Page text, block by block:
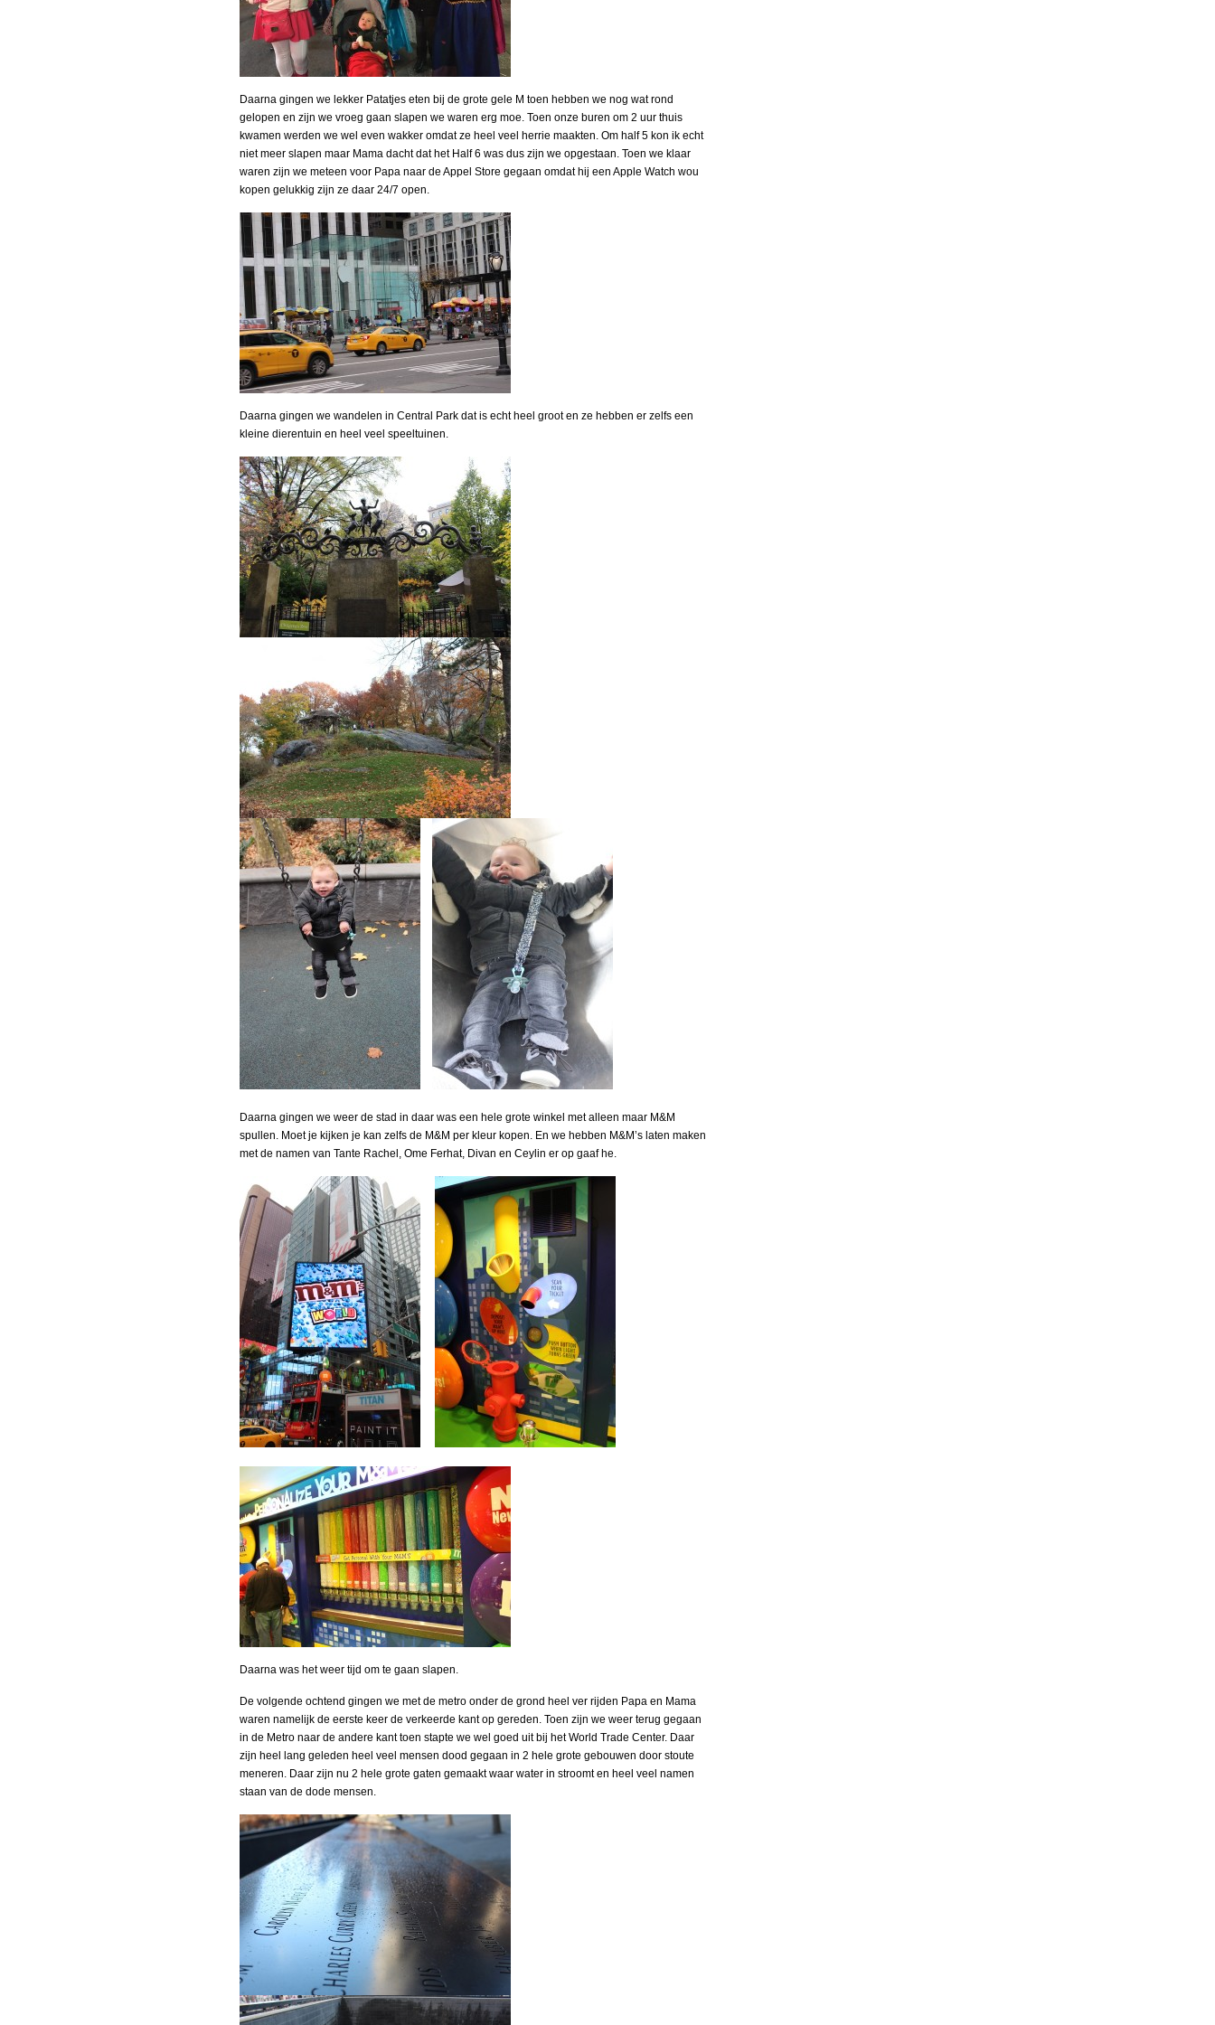
Daarna gingen we lekker Patatjes eten bij de grote gele M toen hebben we nog wat rond
gelopen en zijn we vroeg gaan slapen we waren erg moe. Toen onze buren om 2 uur thuis
kwamen werden we wel even wakker omdat ze heel veel herrie maakten. Om half 5 kon ik echt
niet meer slapen maar Mama dacht dat het Half 6 was dus zijn we opgestaan. Toen we klaar
waren zijn we meteen voor Papa naar de Appel Store gegaan omdat hij een Apple Watch wou
kopen gelukkig zijn ze daar 24/7 open.
Daarna gingen we wandelen in Central Park dat is echt heel groot en ze hebben er zelfs een
kleine dierentuin en heel veel speeltuinen.
Daarna gingen we weer de stad in daar was een hele grote winkel met alleen maar M&M
spullen. Moet je kijken je kan zelfs de M&M per kleur kopen. En we hebben M&M’s laten maken
met de namen van Tante Rachel, Ome Ferhat, Divan en Ceylin er op gaaf he.
Daarna was het weer tijd om te gaan slapen.
De volgende ochtend gingen we met de metro onder de grond heel ver rijden Papa en Mama
waren namelijk de eerste keer de verkeerde kant op gereden. Toen zijn we weer terug gegaan
in de Metro naar de andere kant toen stapte we wel goed uit bij het World Trade Center. Daar
zijn heel lang geleden heel veel mensen dood gegaan in 2 hele grote gebouwen door stoute
meneren. Daar zijn nu 2 hele grote gaten gemaakt waar water in stroomt en heel veel namen
staan van de dode mensen.